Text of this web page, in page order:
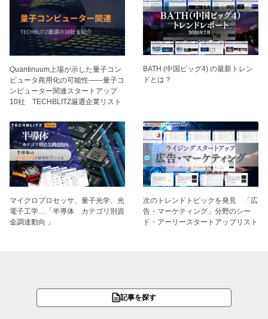
Quantinuum上場が示した量子コン
ピュータ商用化の可能性——量子コ
ンピューター関連スタートアップ
10社 TECHBLITZ厳選企業リスト
BATH (中国ビッグ4) の最新トレン
ドとは？
マイクロプロセッサ、量子光学、光
電子工学…「半導体 カテゴリ別資
金調達動向 」
次のトレンドトピックを発見 「広
告・マーケティング」分野のシー
ド・アーリースタートアップリスト
記事を探す